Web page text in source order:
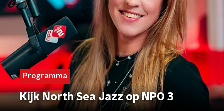
Programma
Kijk North Sea Jazz op NPO 3